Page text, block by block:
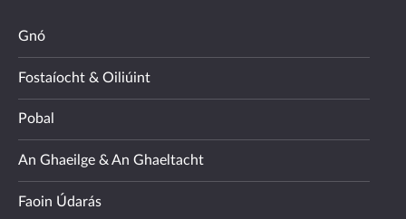
Gnó
Fostaíocht & Oiliúint
Pobal
An Ghaeilge & An Ghaeltacht
Faoin Údarás